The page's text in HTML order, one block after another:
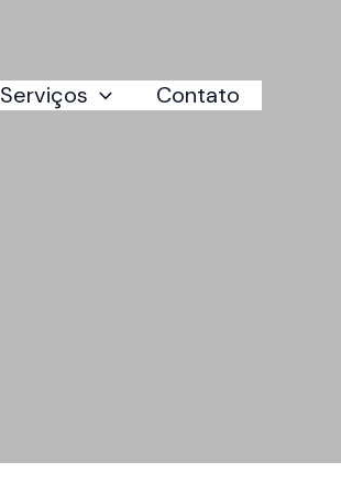
Serviços Contato